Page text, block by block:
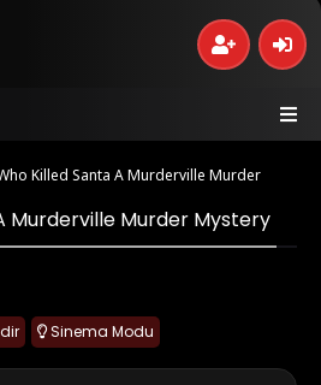
Killed Santa A Murderville Murder
Murderville Murder Mystery
Sinema Modu